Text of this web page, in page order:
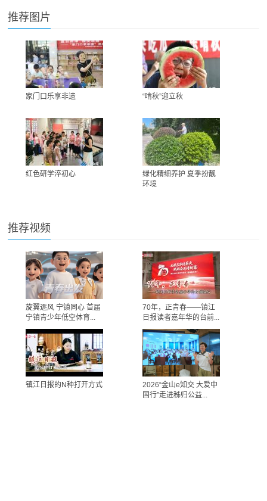
推荐图片
家门口乐享非遗 “啃秋”迎立秋
红色研学淬初心
绿化精细养护 夏季扮靓
环境
推荐视频
旋翼逐风 宁镇同心 首届
宁镇青少年低空体育...
70年，正青春——镇江
日报读者嘉年华的台前...
镇江日报的N种打开方式
2026“金山e知交 大爱中
国行”走进秭归公益...